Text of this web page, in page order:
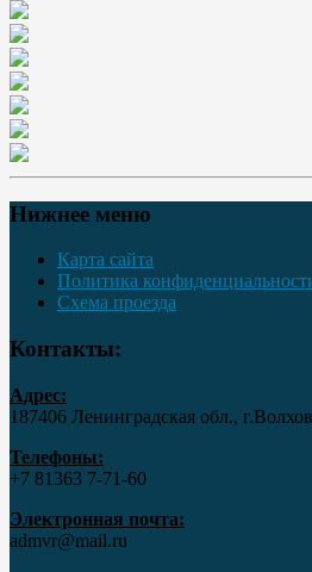
Нижнее меню
Карта сайта
Политика
Схема проезда
Контакты:
Адрес:
187406 Ленинградская обл.,
Телефоны:
+7 81363 7‑71-60
Электронная почта:
admvr@mail.ru